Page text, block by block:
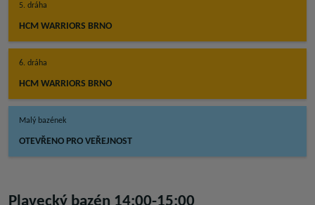
5. dráha
HCM WARRIORS BRNO
6. dráha
HCM WARRIORS BRNO
Malý bazének
OTEVŘENO PRO VEŘEJNOST
Plavecký bazén 14:00-15:00